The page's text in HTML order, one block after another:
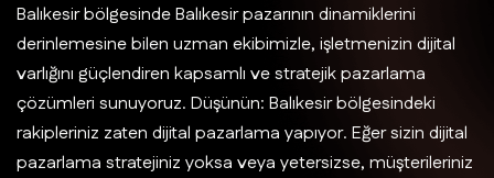
Balıkesir bölgesinde Balıkesir pazarının dinamiklerini
derinlemesine bilen uzman ekibimizle, işletmenizin dijital
varlığını güçlendiren kapsamlı ve stratejik pazarlama
çözümleri sunuyoruz. Düşünün: Balıkesir bölgesindeki
rakipleriniz zaten dijital pazarlama yapıyor. Eğer sizin dijital
pazarlama stratejiniz yoksa veya yetersizse, müşterileriniz